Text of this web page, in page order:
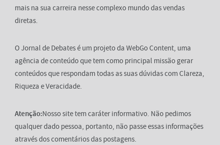
mais na sua carreira nesse complexo mundo das vendas
diretas.
O Jornal de Debates é um projeto da WebGo Content, uma
agência de conteúdo que tem como principal missão gerar
conteúdos que respondam todas as suas dúvidas com Clareza,
Riqueza e Veracidade.
Atenção:Nosso site tem caráter informativo. Não pedimos
qualquer dado pessoa, portanto, não passe essas informações
através dos comentários das postagens.